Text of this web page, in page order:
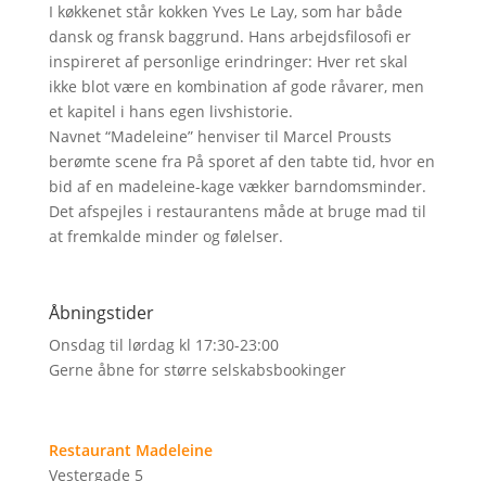
I køkkenet står kokken Yves Le Lay, som har både
dansk og fransk baggrund. Hans arbejdsfilosofi er
inspireret af personlige erindringer: Hver ret skal
ikke blot være en kombination af gode råvarer, men
et kapitel i hans egen livshistorie.
Navnet “Madeleine” henviser til Marcel Prousts
berømte scene fra På sporet af den tabte tid, hvor en
bid af en madeleine-kage vækker barndomsminder.
Det afspejles i restaurantens måde at bruge mad til
at fremkalde minder og følelser.
Åbningstider
Onsdag til lørdag kl 17:30-23:00
Gerne åbne for større selskabsbookinger
Restaurant Madeleine
Vestergade 5